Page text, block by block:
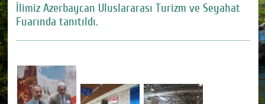
İlimiz Azerbaycan Uluslararası Turizm ve Seyahat
Fuarında tanıtıldı.